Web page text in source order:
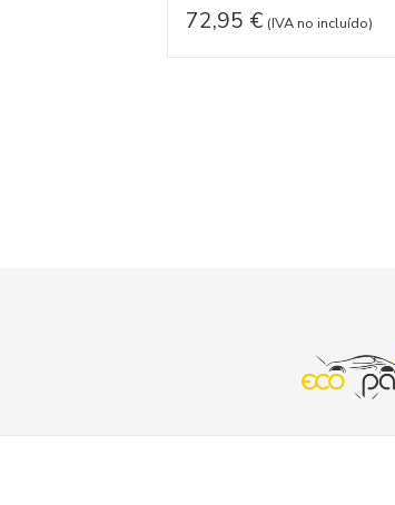
72,95 € (IVA no incluído)